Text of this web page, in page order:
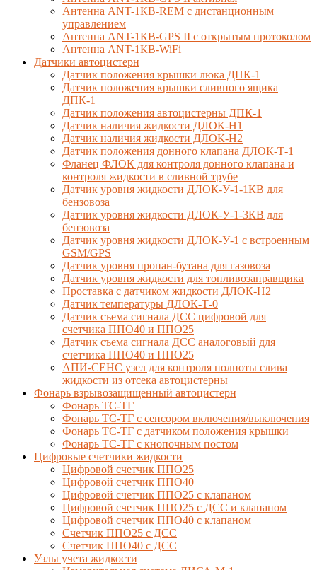
Антенна ANT-1КВ-REM c дистанционным
управлением
Антенна ANT-1КВ-GPS II с открытым протоколом
Антенна ANT-1КВ-WiFi
Датчики автоцистерн
Датчик положения крышки люка ДПК-1
Датчик положения крышки сливного ящика
ДПК-1
Датчик положения автоцистерны ДПК-1
Датчик наличия жидкости ДЛОК-Н1
Датчик наличия жидкости ДЛОК-Н2
Датчик положения донного клапана ДЛОК-Т-1
Фланец ФЛОК для контроля донного клапана и
контроля жидкости в сливной трубе
Датчик уровня жидкости ДЛОК-У-1-1КВ для
бензовоза
Датчик уровня жидкости ДЛОК-У-1-3КВ для
бензовоза
Датчик уровня жидкости ДЛОК-У-1 с встроенным
GSM/GPS
Датчик уровня пропан-бутана для газовоза
Датчик уровня жидкости для топливозаправщика
Проставка с датчиком жидкости ДЛОК-Н2
Датчик температуры ДЛОК-Т-0
Датчик съема сигнала ДСС цифровой для
счетчика ППО40 и ППО25
Датчик съема сигнала ДСС аналоговый для
счетчика ППО40 и ППО25
АПИ-СЕНС узел для контроля полноты слива
жидкости из отсека автоцистерны
Фонарь взрывозащищенный автоцистерн
Фонарь ТС-ТГ
Фонарь ТС-ТГ с сенсором включения/выключения
Фонарь ТС-ТГ с датчиком положения крышки
Фонарь ТС-ТГ с кнопочным постом
Цифровые счетчики жидкости
Цифровой счетчик ППО25
Цифровой счетчик ППО40
Цифровой счетчик ППО25 с клапаном
Цифровой счетчик ППО25 с ДСС и клапаном
Цифровой счетчик ППО40 с клапаном
Счетчик ППО25 с ДСС
Счетчик ППО40 с ДСС
Узлы учета жидкости